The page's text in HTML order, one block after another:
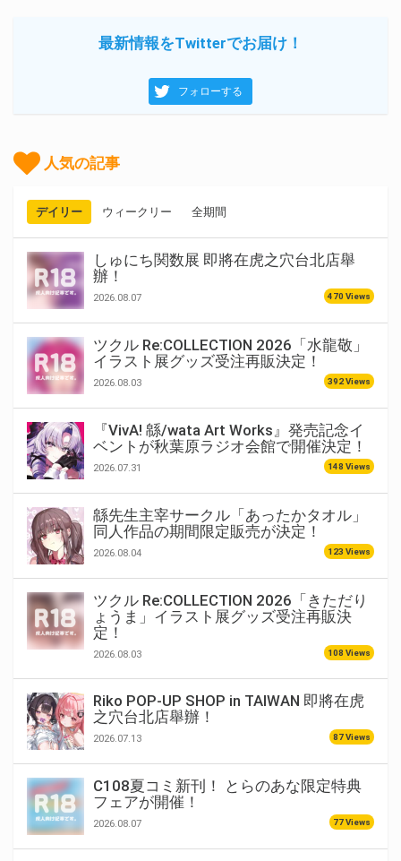
最新情報をTwitterでお届け！
フォローする
人気の記事
デイリー ウィークリー 全期間
しゅにち関数展 即將在虎之穴台北店舉
辦！
2026.08.07 470 Views
ツクル Re:COLLECTION 2026「水龍敬」
イラスト展グッズ受注再販決定！
2026.08.03 392 Views
『VivA! 緜/wata Art Works』発売記念イ
ベントが秋葉原ラジオ会館で開催決定！
2026.07.31 148 Views
緜先生主宰サークル「あったかタオル」
同人作品の期間限定販売が決定！
2026.08.04 123 Views
ツクル Re:COLLECTION 2026「きただり
ょうま」イラスト展グッズ受注再販決
定！
2026.08.03 108 Views
Riko POP-UP SHOP in TAIWAN 即將在虎
之穴台北店舉辦！
2026.07.13 87 Views
C108夏コミ新刊！ とらのあな限定特典
フェアが開催！
2026.08.07 77 Views